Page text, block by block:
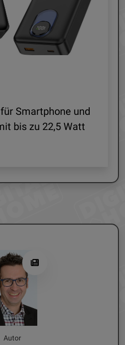
Smartphone und
bis zu 22,5 Watt
Autor